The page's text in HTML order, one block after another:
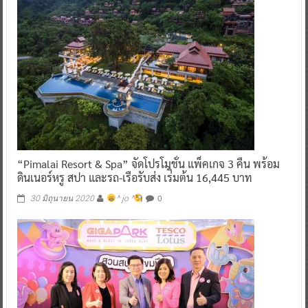
“Pimalai Resort & Spa” จัดโปรโมชั่น แพ็คเกจ 3 คืน พร้อม
ดินเนอร์หรู สปา และรถ-เรือรับส่ง เร่ิมต้น 16,445 บาท
30 มิถุนายน 2020 ^ jo ^ 0